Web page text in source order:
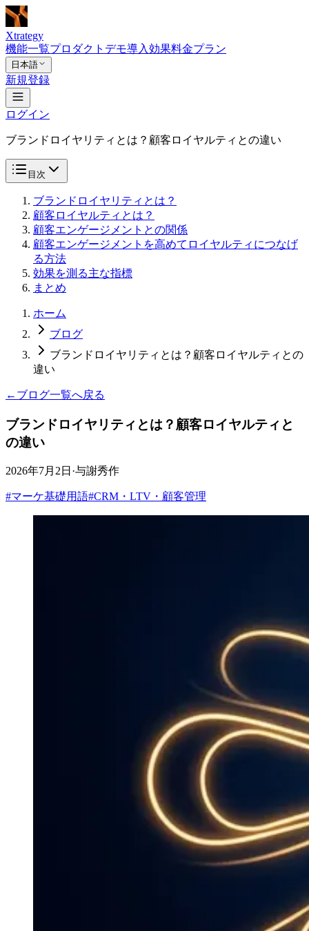
Xtrategy
機能一覧プロダクトデモ導入効果料金プラン
日本語
新規登録
ログイン
ブランドロイヤリティとは？顧客ロイヤルティとの違い
目次
ブランドロイヤリティとは？
顧客ロイヤルティとは？
顧客エンゲージメントとの関係
顧客エンゲージメントを高めてロイヤルティにつなげ
る方法
効果を測る主な指標
まとめ
ホーム
ブログ
ブランドロイヤリティとは？顧客ロイヤルティとの
違い
← ブログ一覧へ戻る
ブランドロイヤリティとは？顧客ロイヤルティと
の違い
2026年7月2日 ·与謝秀作
#マーケ基礎用語#CRM・LTV・顧客管理